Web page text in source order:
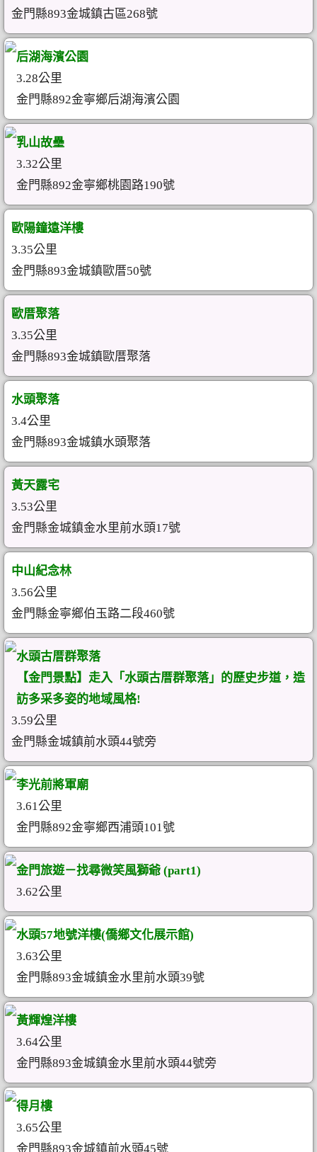
金門縣893金城鎮古區268號
后湖海濱公園
3.28公里
金門縣892金寧鄉后湖海濱公園
乳山故壘
3.32公里
金門縣892金寧鄉桃園路190號
歐陽鐘遠洋樓
3.35公里
金門縣893金城鎮歐厝50號
歐厝聚落
3.35公里
金門縣893金城鎮歐厝聚落
水頭聚落
3.4公里
金門縣893金城鎮水頭聚落
黃天露宅
3.53公里
金門縣金城鎮金水里前水頭17號
中山紀念林
3.56公里
金門縣金寧鄉伯玉路二段460號
水頭古厝群聚落
【金門景點】走入「水頭古厝群聚落」的歷史步道，造
訪多采多姿的地域風格!
3.59公里
金門縣金城鎮前水頭44號旁
李光前將軍廟
3.61公里
金門縣892金寧鄉西浦頭101號
金門旅遊－找尋微笑風獅爺 (part1)
3.62公里
水頭57地號洋樓(僑鄉文化展示館)
3.63公里
金門縣893金城鎮金水里前水頭39號
黃輝煌洋樓
3.64公里
金門縣893金城鎮金水里前水頭44號旁
得月樓
3.65公里
金門縣893金城鎮前水頭45號